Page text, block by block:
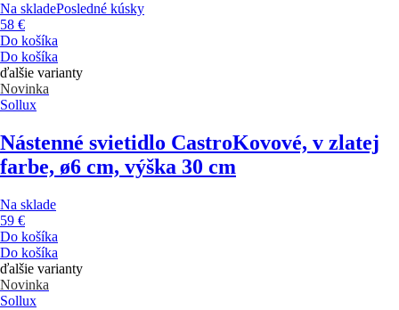
Na skladePosledné kúsky
58 €
Do košíka
Do košíka
ďalšie varianty
Novinka
Sollux
Nástenné svietidlo CastroKovové, v zlatej
farbe, ø6 cm, výška 30 cm
Na sklade
59 €
Do košíka
Do košíka
ďalšie varianty
Novinka
Sollux